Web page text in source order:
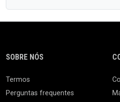
SOBRE NÓS
Termos
Perguntas frequentes